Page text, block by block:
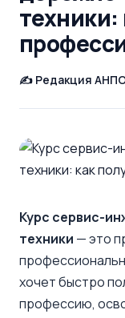
техники:
Редакция
Курс сервис-
техники — это
хочет быстро
профессию,